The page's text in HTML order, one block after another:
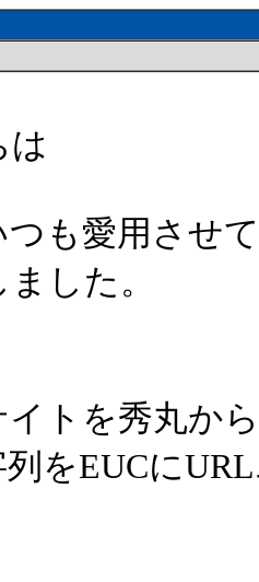
は
つも愛用させ
した。
イトを秀丸か
列をEUCに